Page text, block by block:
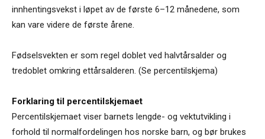
innhentingsvekst i løpet av de første 6–12 månedene, som
kan vare videre de første årene.
Fødselsvekten er som regel doblet ved halvtårsalder og
tredoblet omkring ettårsalderen. (Se percentilskjema)
Forklaring til percentilskjemaet
Percentilskjemaet viser barnets lengde- og vektutvikling i
forhold til normalfordelingen hos norske barn, og bør brukes